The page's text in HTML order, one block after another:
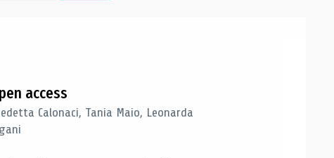
access
Calonaci, Tania Maio, Leonarda